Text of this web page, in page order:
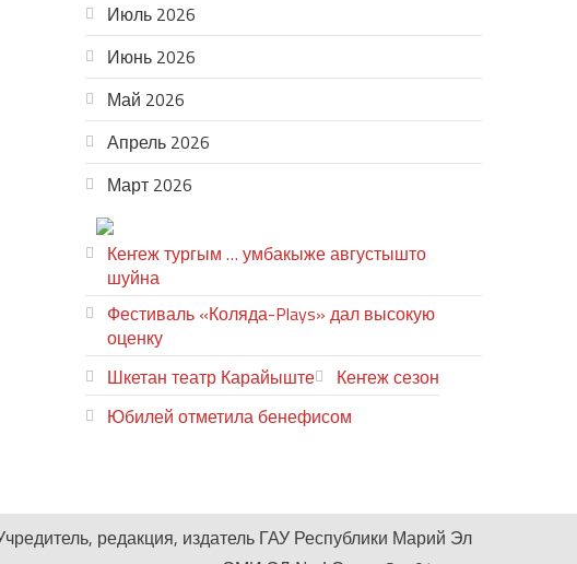
Июль 2026
Июнь 2026
Май 2026
Апрель 2026
Март 2026
Кеҥеж тургым … умбакыже августышто
шуйна
Фестиваль «Коляда-Plays» дал высокую
оценку
Шкетан театр Карайыште
Кеҥеж сезон
Юбилей отметила бенефисом
редакция, издатель ГАУ Республики Марий Эл